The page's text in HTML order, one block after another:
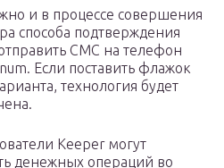
и в процессе совершения
способа подтверждения
СМС на телефон
Если поставить флажок
технология будет
Keeper могут
денежных операций во